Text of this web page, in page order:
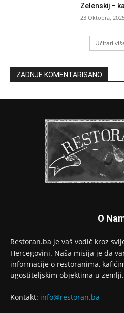
Zelenskij –
23 Oktobra,
Učitati
ZADNJE KOMENTARISANO
O
Restoran.ba je vaš vodič kroz
Hercegovini. Naša misija je da
informacije o restoranima,
ugostiteljskim objektima u zemlji.
Kontakt: info@restoran.ba